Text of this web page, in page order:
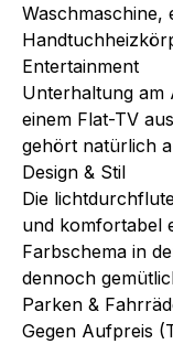
Waschmaschine,
Entertainment
Unterhaltung am
einem Flat-TV
gehört natürlich
Design & Stil
Die
und komfortabel
Farbschema in
dennoch
Parken &
Gegen Aufpreis